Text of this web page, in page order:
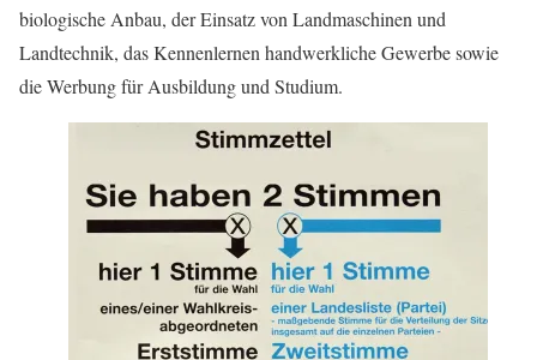
biologische Anbau, der Einsatz von Landmaschinen und
Landtechnik, das Kennenlernen handwerkliche Gewerbe sowie
die Werbung für Ausbildung und Studium.